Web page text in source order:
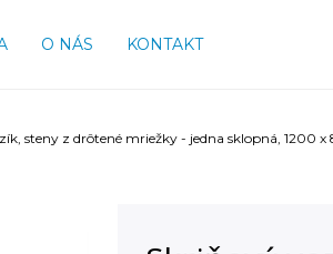
O NÁS KONTAKT
steny z drôtené mriežky - jedna sklopná, 1200